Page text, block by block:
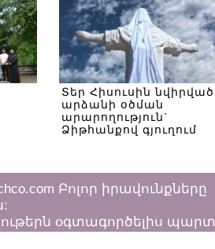
Տեր Հիսուսին նվիրված
արձանի օծման
արարողություն`
Ձիթհանքով գյուղում
Բոլոր իրավունքները
օգտագործելիս